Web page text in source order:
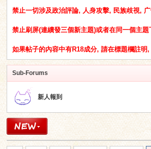
ko
禁止一切涉及政治評論, 人身攻擊, 民族歧視,
禁止刷屏(連續發三個新主題)或者在同一個主
如果帖子的內容中有R18成分, 請在標題欄註明
Sub-Forums
新人報到